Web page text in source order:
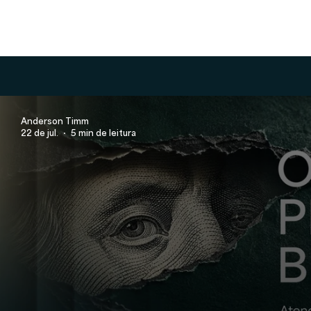
Anderson Timm
22 de jul.
5 min de leitura